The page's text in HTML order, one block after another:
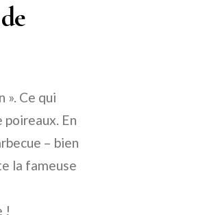
». Ce qui
En
– bien
la fameuse
!